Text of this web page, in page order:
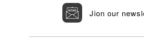
Jion our